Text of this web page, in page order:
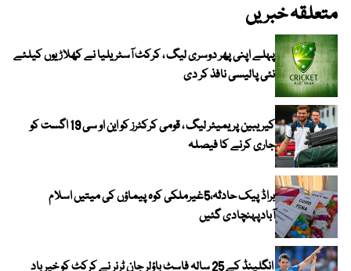
متعلقہ خبریں
پہلے اپنی پھر دوسری لیگ ، کرکٹ آسٹریلیا نے کھلاڑیوں کیلئے
نئی پالیسی نافذ کر دی
کیریبین پریمیئر لیگ ، قومی کرکٹرز کو این او سی 19 اگست کو
جاری کرنے کا فیصلہ
براڈ پیک حادثہ،5غیرملکی کوہ پیماؤں کی میتیں اسلام
آبادپہنچادی گئیں
انگلینڈ کے 25 سالہ فاسٹ باؤلر جان ٹرنر نے کرکٹ کو خیر باد